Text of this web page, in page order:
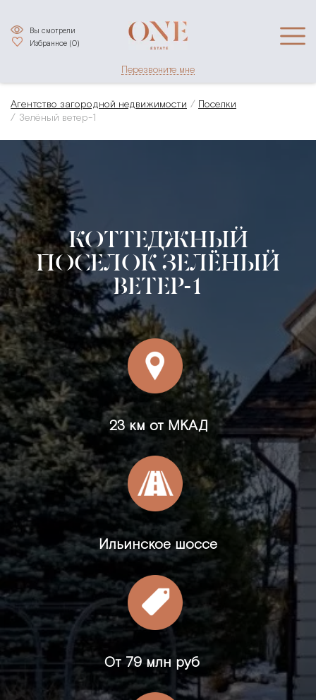
Избранное (0)
Вы смотрели
Перезвоните мне
Агентство загородной недвижимости
Поселки
Зелёный ветер-1
КОТТЕДЖНЫЙ
ПОСЕЛОК ЗЕЛЁНЫЙ
ВЕТЕР-1
23 км от МКАД
Ильинское шоссе
От 79 млн руб